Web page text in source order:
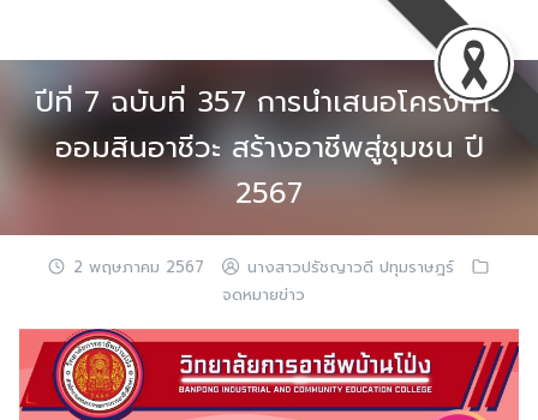
ปีที่ 7 ฉบับที่ 357 การนำเสนอโครงการ
ออมสินอาชีวะ สร้างอาชีพสู่ชุมชน ปี
2567
2 พฤษภาคม 2567
นางสาวปรัชญาวดี ปทุมราษฎร์
จดหมายข่าว